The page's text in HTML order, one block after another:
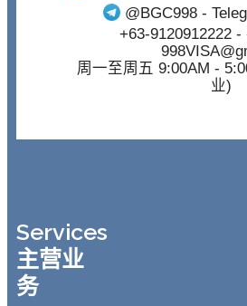
@BGC998 -
+63-9120912222-
周一至周五 9:00AM -
业)
Services
主营业
务